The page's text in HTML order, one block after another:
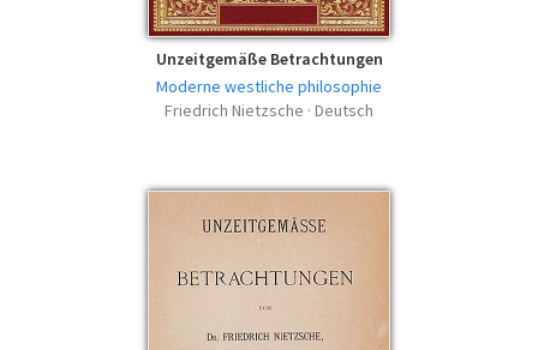
Unzeitgemäße Betrachtungen
Moderne westliche philosophie
Friedrich Nietzsche · Deutsch